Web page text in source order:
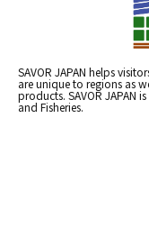
SAVOR JAPAN helps
are unique to regions as
products. SAVOR JAPAN
and Fisheries.